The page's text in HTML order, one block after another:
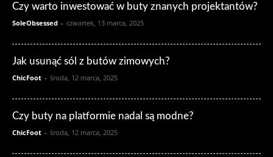
Czy warto inwestować w buty znanych projektantów?
SoleObsessed - czwartek, 13 marca, 2025
Jak usunąć sól z butów zimowych?
ChicFoot - środa, 12 marca, 2025
Czy buty na platformie nadal są modne?
ChicFoot - środa, 12 marca, 2025